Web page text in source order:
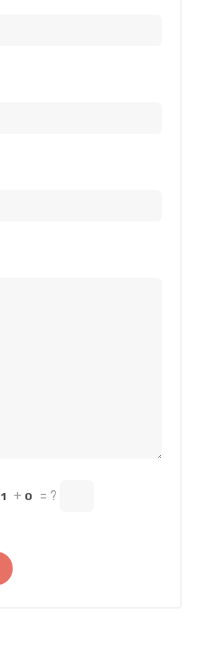
1 + 0 = ?